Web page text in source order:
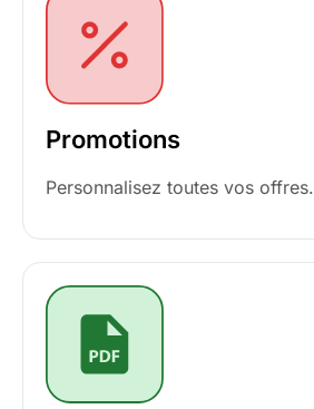
Promotions
Personnalisez toutes vos offres.